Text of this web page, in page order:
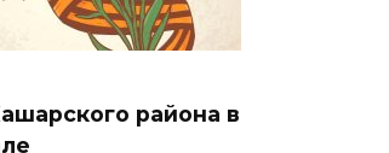
района в